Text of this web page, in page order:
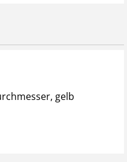
gelb